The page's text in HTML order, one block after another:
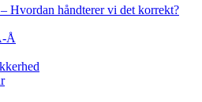
Hvordan håndterer vi det korrekt?
Å